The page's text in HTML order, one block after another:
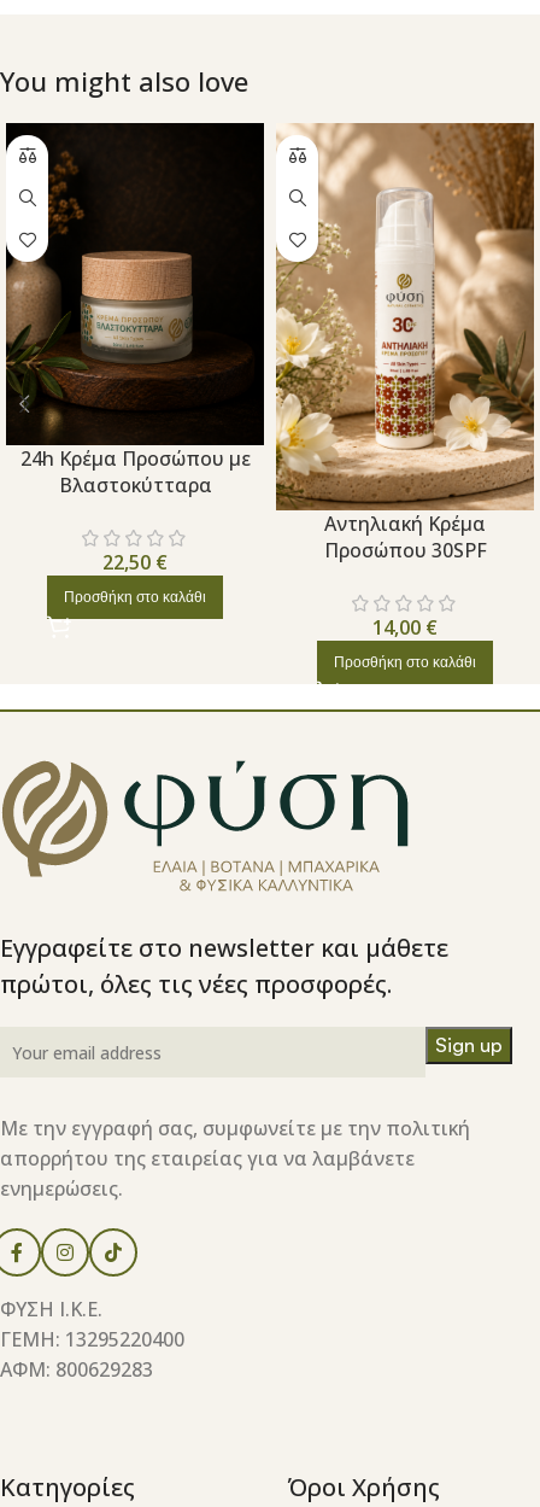
You might also love
24h Κρέμα Προσώπου με
Βλαστοκύτταρα
22,50 €
Προσθήκη στο καλάθι
Aντηλιακή Κρέμα
Προσώπου 30SPF
14,00 €
Προσθήκη στο καλάθι
Εγγραφείτε στο newsletter και μάθετε
πρώτοι, όλες τις νέες προσφορές.
Με την εγγραφή σας, συμφωνείτε με την πολιτική
απορρήτου της εταιρείας για να λαμβάνετε
ενημερώσεις.
ΦΥΣΗ Ι.Κ.Ε.
ΓΕΜΗ: 13295220400
ΑΦΜ: 800629283
Κατηγορίες Όροι Χρήσης